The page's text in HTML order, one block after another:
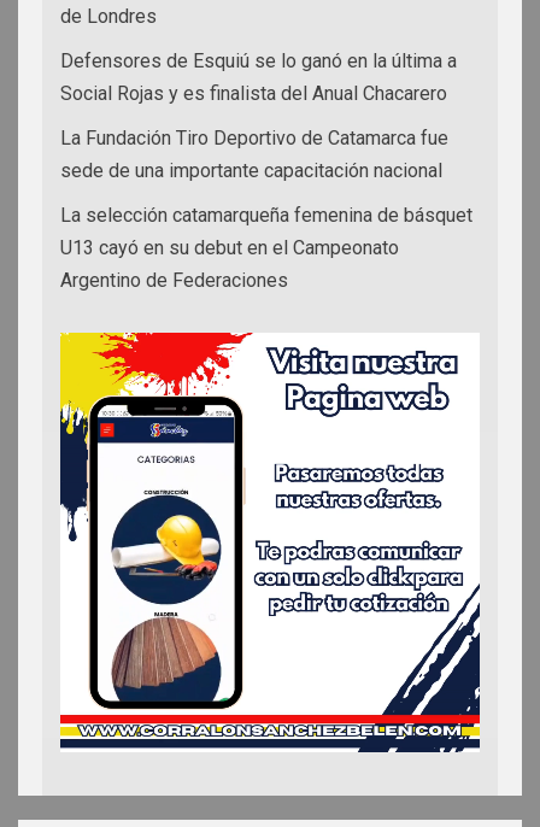
de Londres
Defensores de Esquiú se lo ganó en la última a
Social Rojas y es finalista del Anual Chacarero
La Fundación Tiro Deportivo de Catamarca fue
sede de una importante capacitación nacional
La selección catamarqueña femenina de básquet
U13 cayó en su debut en el Campeonato
Argentino de Federaciones